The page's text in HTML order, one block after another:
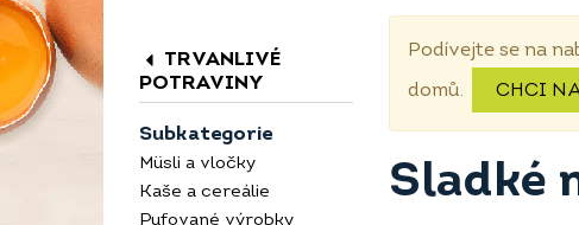
TRVANLIVÉ
POTRAVINY
Subkategorie
Müsli a vločky
Kaše a cereálie
Pufované výrobky
Podívejte se na
domů. CHCI
Sladké